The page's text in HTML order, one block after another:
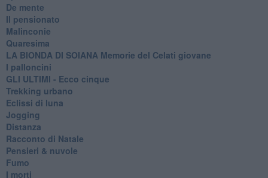
De mente
Il pensionato
Malinconie
Quaresima
LA BIONDA DI SOIANA Memorie del Celati giovane
I palloncini
GLI ULTIMI - Ecco cinque
Trekking urbano
Eclissi di luna
Jogging
Distanza
Racconto di Natale
Pensieri & nuvole
Fumo
I morti